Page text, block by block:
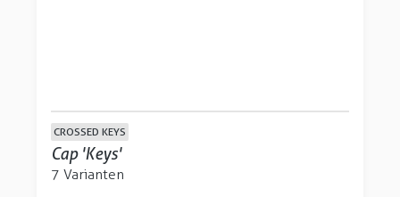
CROSSED KEYS
Cap 'Keys'
7 Varianten